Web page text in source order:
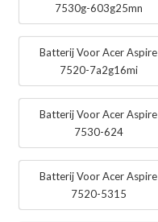
7530g-603g25mn
Batterij Voor Acer Aspire
7520-7a2g16mi
Batterij Voor Acer Aspire
7530-624
Batterij Voor Acer Aspire
7520-5315